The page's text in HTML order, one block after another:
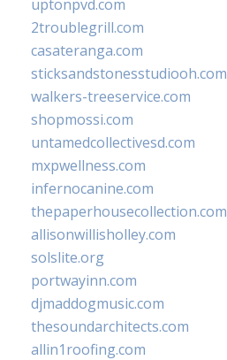
uptonpvd.com
2troublegrill.com
casateranga.com
sticksandstonesstudiooh.com
walkers-treeservice.com
shopmossi.com
untamedcollectivesd.com
mxpwellness.com
infernocanine.com
thepaperhousecollection.com
allisonwillisholley.com
solslite.org
portwayinn.com
djmaddogmusic.com
thesoundarchitects.com
allin1roofing.com